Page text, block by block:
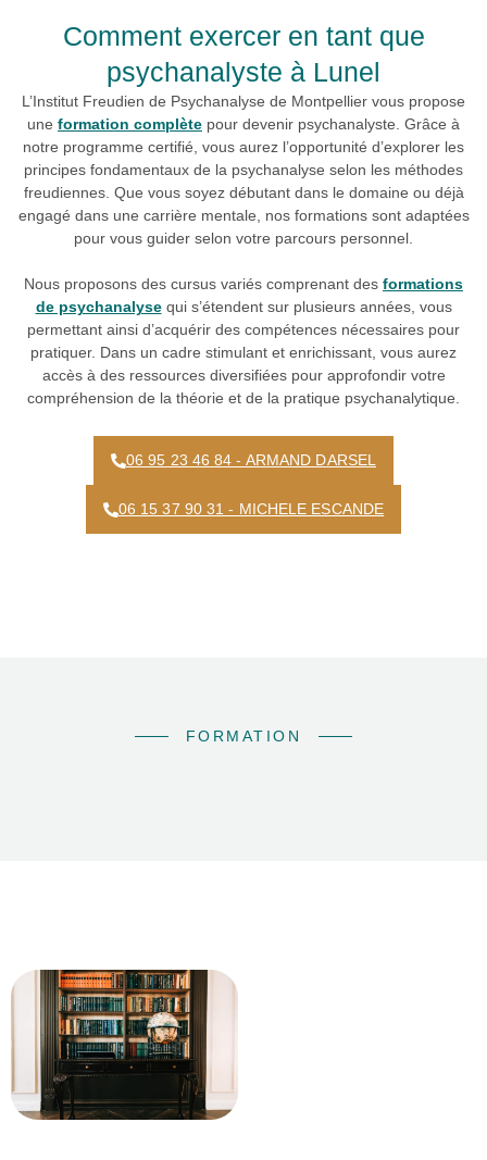
Comment exercer en tant que
psychanalyste à Lunel
L’Institut Freudien de Psychanalyse de Montpellier vous propose
une formation complète pour devenir psychanalyste. Grâce à
notre programme certifié, vous aurez l’opportunité d’explorer les
principes fondamentaux de la psychanalyse selon les méthodes
freudiennes. Que vous soyez débutant dans le domaine ou déjà
engagé dans une carrière mentale, nos formations sont adaptées
pour vous guider selon votre parcours personnel.
Nous proposons des cursus variés comprenant des formations
de psychanalysequi s’étendent sur plusieurs années, vous
permettant ainsi d’acquérir des compétences nécessaires pour
pratiquer. Dans un cadre stimulant et enrichissant, vous aurez
accès à des ressources diversifiées pour approfondir votre
compréhension de la théorie et de la pratique psychanalytique.
06 95 23 46 84 - ARMAND DARSEL
06 15 37 90 31 - MICHELE ESCANDE
FORMATION